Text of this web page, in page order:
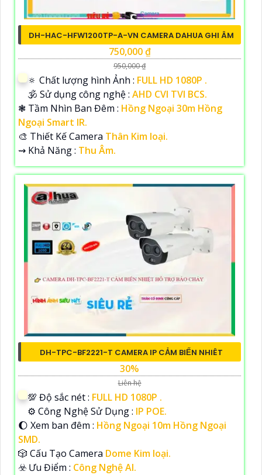
DH-HAC-HFW1200TP-A-VN CAMERA DAHUA GHI ÂM
750,000 ₫
950,000 ₫
🔅 Chất lượng hình Ảnh : FULL HD 1080P .
🕉️ Sử dụng công nghệ : AHD CVI TVI BCS.
❃ Tầm Nhìn Ban Đêm : Hồng Ngoại 30m Hồng
Ngoại Smart IR.
🎨 Thiết Kế Camera Thân Kim loại.
️⇝ Khả Năng : Thu Âm.
DH-TPC-BF2221-T CAMERA IP CẢM BIẾN NHIÊT
30%
Liên hệ
💯 Độ sắc nét : FULL HD 1080P .
⚙ Công Nghệ Sử Dụng : IP POE.
🌔 Xem ban đêm : Hồng Ngoại 10m Hồng Ngoại
SMD.
🎲 Cấu Tạo Camera Dome Kim loại.
️☣️ Ưu Điểm : Công Nghệ AI.